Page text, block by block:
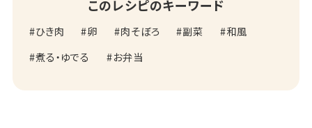
このレシピのキーワード
ひき肉 卵 肉そぼろ 副菜
和風
煮る・ゆでる
お弁当